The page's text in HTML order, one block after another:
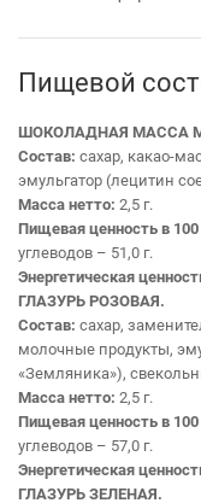
Пищевой
ШОКОЛАДНАЯ МАССА
Состав: сахар, какао-
эмульгатор (лецитин
Масса нетто: 2,5 г.
Пищевая ценность в 100
углеводов – 51,0 г.
Энергетическая
ГЛАЗУРЬ РОЗОВАЯ.
Состав: сахар,
молочные продукты,
«Земляника»),
Масса нетто: 2,5 г.
Пищевая ценность в 100
углеводов – 57,0 г.
Энергетическая
ГЛАЗУРЬ ЗЕЛЕНАЯ.